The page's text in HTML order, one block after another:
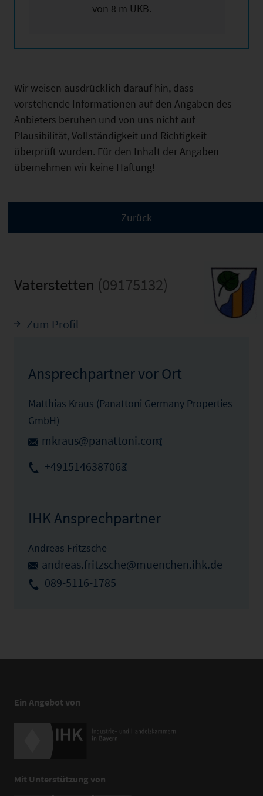
von 8 m UKB.
Wir weisen ausdrücklich darauf hin, dass
vorstehende Informationen auf den Angaben des
Anbieters beruhen und von uns nicht auf
Plausibilität, Vollständigkeit und Richtigkeit
überprüft wurden. Für den Inhalt der Angaben
übernehmen wir keine Haftung!
Vaterstetten (09175132)
Zum Profil
Ansprechpartner vor Ort
Matthias Kraus (Panattoni Germany Properties
GmbH)
mkraus@panattoni.com
+4915146387063
IHK Ansprechpartner
Andreas Fritzsche
andreas.fritzsche@muenchen.ihk.de
089-5116-1785
Ein Angebot von
Mit Unterstützung von